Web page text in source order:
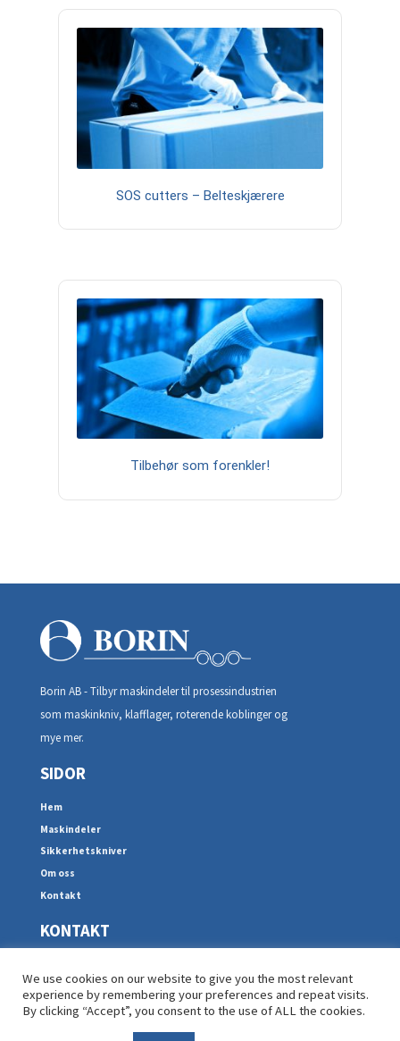
SOS cutters – Belteskjærere
Tilbehør som forenkler!
We use cookies on our website to give you the most relevant
experience by remembering your preferences and repeat visits.
By clicking “Accept”, you consent to the use of ALL the cookies.
Borin AB - Tilbyr maskindeler til prosessindustrien
som maskinkniv, klafflager, roterende koblinger og
mye mer.
SIDOR
Hem
Maskindeler
Sikkerhetskniver
Om oss
Kontakt
KONTAKT
602 23, Norrköping
+46 11-19 06 30